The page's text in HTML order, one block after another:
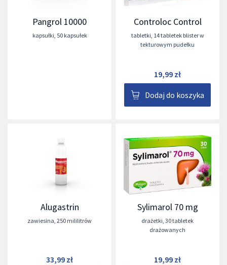
Pangrol 10000
kapsułki 50 kapsułek
Controloc Control
tabletki 14 tabletek blister w
tekturowym pudełku
19,99 zł
Dodaj do koszyka
Alugastrin
zawiesina 250 mililitrów
33,99 zł
Sylimarol 70 mg
drażetki 30 tabletek
drażowanych
19,99 zł